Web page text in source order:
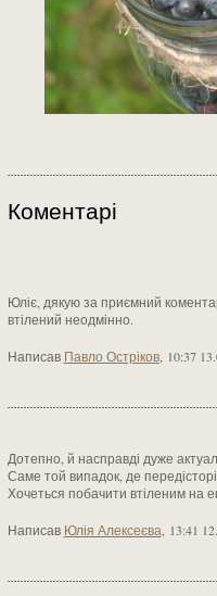
Коментарі
Юліє, дякую за приємний
втілений неодмінно.
Написав Павло Остріков, 10:37
Дотепно, й насправді дуже
Саме той випадок, де
Хочеться побачити втіленим на
Написав Юлія Алексеєва 13:41